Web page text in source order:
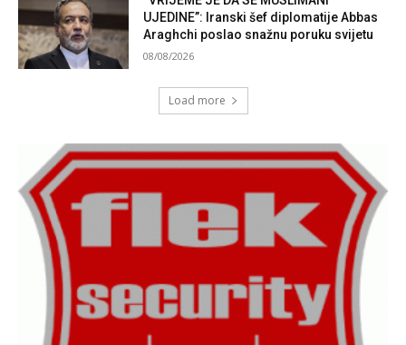
UJEDINE”: Iranski šef diplomatije Abbas
Araghchi poslao snažnu poruku svijetu
08/08/2026
Load more